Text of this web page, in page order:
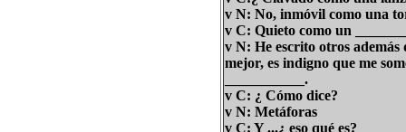
v N: No, inmóvil como una
v C: Quieto como un
v N: He escrito otros además
mejor, es indigno que me
___________.
v C: ¿ Cómo dice?
v N: Metáforas
v C: Y ...¿ eso qué es?